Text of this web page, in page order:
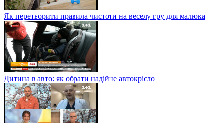
Як перетворити правила чистоти на веселу гру для малюка
Дитина в авто: як обрати надійне автокрісло